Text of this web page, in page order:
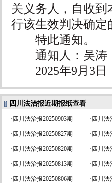
关义务人，自收
行该生效判决确定
特此通知。
通知人：吴涛
2025年9月3日
四川法治报近期报纸查看
· 四川法治报20250903期 · 四川法
· 四川法治报20250827期 · 四川法
· 四川法治报20250820期 · 四川法
· 四川法治报20250813期 · 四川法
· 四川法治报20250806期 · 四川法